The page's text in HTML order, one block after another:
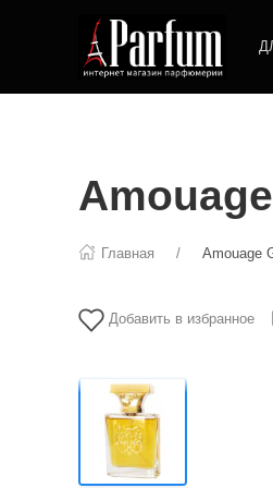
Главная Amouage
Добавить в избранное